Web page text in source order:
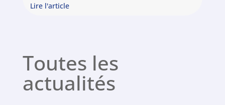
Lire l'article
Toutes les
actualités